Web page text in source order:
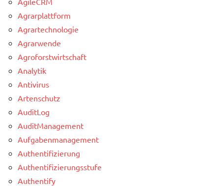
Agrarplattform
Agrartechnologie
Agrarwende
Agroforstwirtschaft
Analytik
Antivirus
Artenschutz
AuditLog
AuditManagement
Aufgabenmanagement
Authentifizierung
Authentifizierungsstufe
Authentify